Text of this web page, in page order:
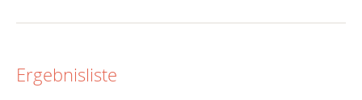
Ergebnisliste